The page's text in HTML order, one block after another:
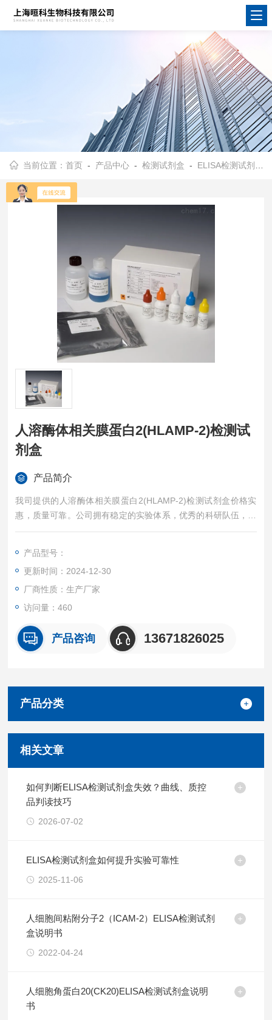
当前位置：首页 - 产品中心 -检测试剂盒 - ELISA检测试剂盒
人溶酶体相关膜蛋白2(HLAMP-2)检测试
剂盒
产品简介
我司提供的人溶酶体相关膜蛋白2(HLAMP-2)检测试剂盒价格实
惠，质量可靠。公司拥有稳定的实验体系，优秀的科研队伍，准
确的实验结果，是您值得信赖的合作伙伴，凡购买我司的试剂盒
产品型号：
更新时间：2024-12-30
厂商性质：生产厂家
访问量：460
产品咨询 13671826025
产品分类
相关文章
如何判断ELISA检测试剂盒失效？曲线、质控
品判读技巧
2026-07-02
ELISA检测试剂盒如何提升实验可靠性
2025-11-06
人细胞间粘附分子2（ICAM-2）ELISA检测试剂
盒说明书
2022-04-24
人细胞角蛋白20(CK20)ELISA检测试剂盒说明
书